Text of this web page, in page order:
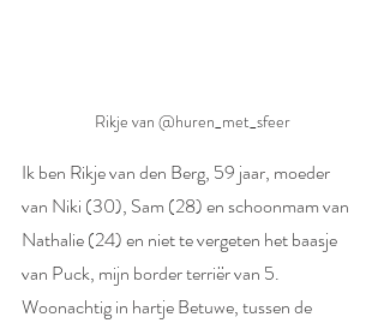
Rikje van @huren_met_sfeer
Ik ben Rikje van den Berg, 59 jaar, moeder
van Niki (30), Sam (28) en schoonmam van
Nathalie (24) en niet te vergeten het baasje
van Puck, mijn border terriër van 5.
Woonachtig in hartje Betuwe, tussen de